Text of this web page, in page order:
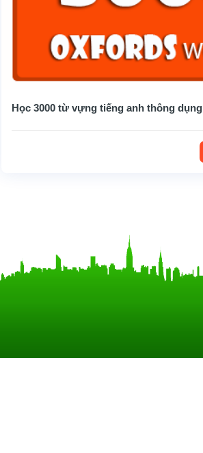
Học 3000 từ vựng tiếng anh thông dụng